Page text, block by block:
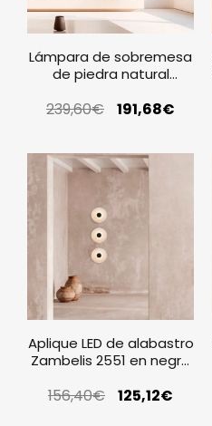
Lámpara de sobremesa
de piedra natural
239,60€ 191,68€
Aplique LED de alabastro
Zambelis 2551 en negro
156,40€ 125,12€